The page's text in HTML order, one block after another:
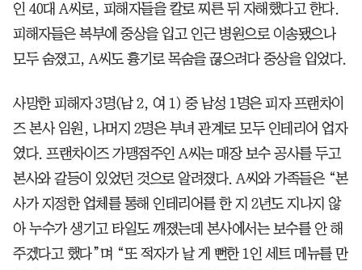
인 40대 A씨로, 피해자들을 칼로 찌른 뒤 자해했다고 한다.
피해자들은 복부에 중상을 입고 인근 병원으로 이송됐으나
모두 숨졌고, A씨도 흉기로 목숨을 끊으려다 중상을 입었다.
사망한 피해자 3명(남 2, 여 1) 중 남성 1명은 피자 프랜차이
즈 본사 임원, 나머지 2명은 부녀 관계로 모두 인테리어 업자
였다. 프랜차이즈 가맹점주인 A씨는 매장 보수 공사를 두고
본사와 갈등이 있었던 것으로 알려졌다. A씨와 가족들은 “본
사가 지정한 업체를 통해 인테리어를 한 지 2년도 지나지 않
아 누수가 생기고 타일도 깨졌는데 본사에서는 보수를 안 해
주겠다고 했다”며 “또 적자가 날 게 뻔한 1인 세트 메뉴를 만